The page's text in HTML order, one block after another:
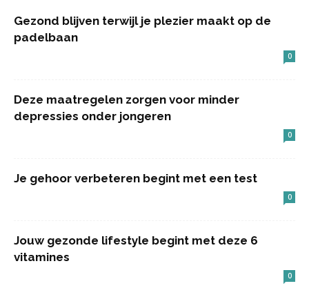
Gezond blijven terwijl je plezier maakt op de
padelbaan
0
Deze maatregelen zorgen voor minder
depressies onder jongeren
0
Je gehoor verbeteren begint met een test
0
Jouw gezonde lifestyle begint met deze 6
vitamines
0